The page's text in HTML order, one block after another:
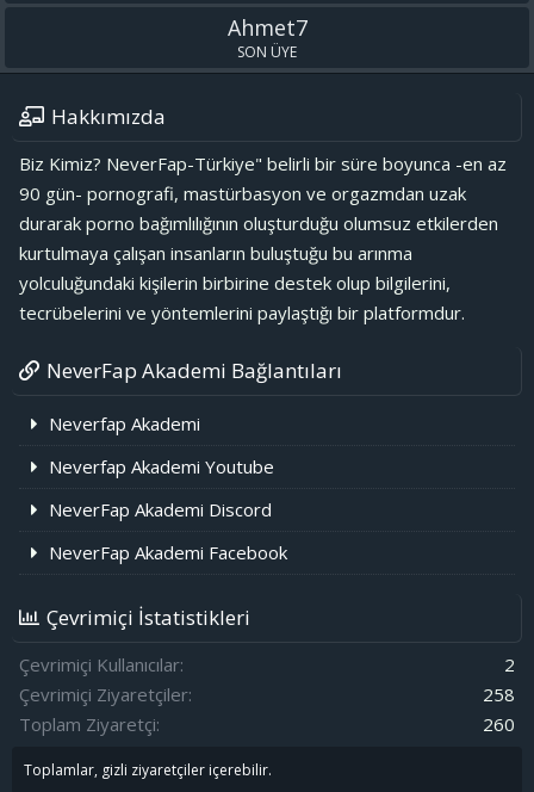
Ahmet7
SON ÜYE
Hakkımızda
Biz Kimiz? NeverFap-Türkiye" belirli bir süre boyunca -en az
90 gün- pornografi, mastürbasyon ve orgazmdan uzak
durarak porno bağımlılığının oluşturduğu olumsuz etkilerden
kurtulmaya çalışan insanların buluştuğu bu arınma
yolculuğundaki kişilerin birbirine destek olup bilgilerini,
tecrübelerini ve yöntemlerini paylaştığı bir platformdur.
NeverFap Akademi Bağlantıları
Neverfap Akademi
Neverfap Akademi Youtube
NeverFap Akademi Discord
NeverFap Akademi Facebook
Çevrimiçi İstatistikleri
Çevrimiçi Kullanıcılar
2
Çevrimiçi Ziyaretçiler
258
Toplam Ziyaretçi
260
Toplamlar, gizli ziyaretçiler içerebilir.